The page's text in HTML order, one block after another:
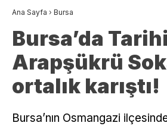
Ana Sayfa › Bursa
Bursa’da Tarihi
Arapşükrü
ortalık karıştı!
Bursa’nın Osmangazi